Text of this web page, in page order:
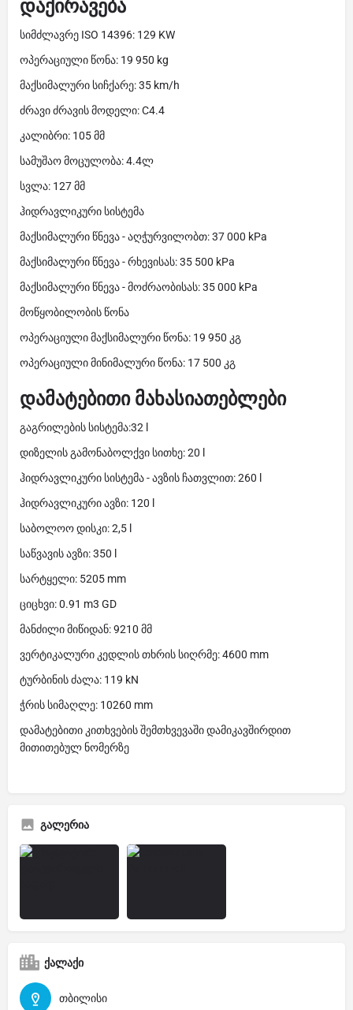
დაქირავება
სიმძლავრე ISO 14396: 129 KW
ოპერაციული წონა: 19 950 kg
მაქსიმალური სიჩქარე: 35 km/h
ძრავი ძრავის მოდელი: C4.4
კალიბრი: 105 მმ
სამუშაო მოცულობა: 4.4ლ
სვლა: 127 მმ
ჰიდრავლიკური სისტემა
მაქსიმალური წნევა - აღჭურვილობთ: 37 000 kPa
მაქსიმალური წნევა - რხევისას: 35 500 kPa
მაქსიმალური წნევა - მოძრაობისას: 35 000 kPa
მოწყობილობის წონა
ოპერაციული მაქსიმალური წონა: 19 950 კგ
ოპერაციული მინიმალური წონა: 17 500 კგ
დამატებითი მახასიათებლები
გაგრილების სისტემა:32 l
დიზელის გამონაბოლქვი სითხე: 20 l
ჰიდრავლიკური სისტემა - ავზის ჩათვლით: 260 l
ჰიდრავლიკური ავზი: 120 l
საბოლოო დისკი: 2,5 l
საწვავის ავზი: 350 l
სარტყელი: 5205 mm
ციცხვი: 0.91 m3 GD
მანძილი მიწიდან: 9210 მმ
ვერტიკალური კედლის თხრის სიღრმე: 4600 mm
ტურბინის ძალა: 119 kN
ჭრის სიმაღლე: 10260 mm
დამატებითი კითხვების შემთხვევაში დამიკავშირდით
მითითებულ ნომერზე
გალერია
ქალაქი
თბილისი